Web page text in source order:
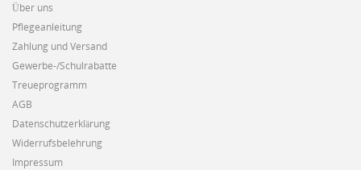
Über uns
Pflegeanleitung
Zahlung und Versand
Gewerbe-/Schulrabatte
Treueprogramm
AGB
Datenschutzerklärung
Widerrufsbelehrung
Impressum